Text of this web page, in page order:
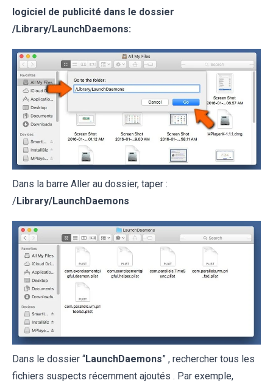
logiciel de publicité dans le dossier
/Library/LaunchDaemons:
Dans la barre Aller au dossier, taper :
/Library/LaunchDaemons
Dans le dossier “LaunchDaemons” , rechercher tous les
fichiers suspects récemment ajoutés . Par exemple,